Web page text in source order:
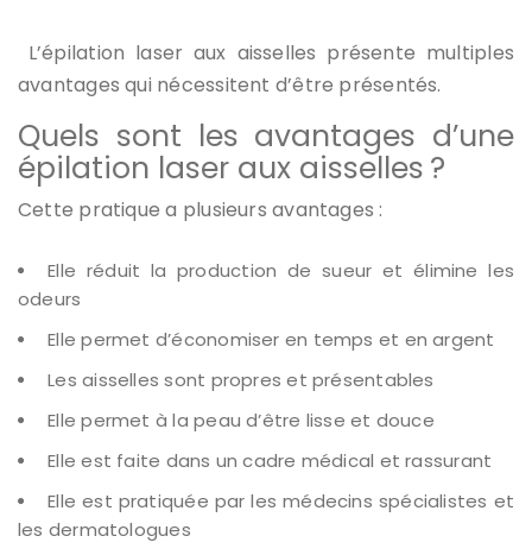
L’épilation laser aux aisselles présente multiples
avantages qui nécessitent d’être présentés.
Quels sont les avantages d’une
épilation laser aux aisselles ?
Cette pratique a plusieurs avantages :
Elle réduit la production de sueur et élimine les
odeurs
Elle permet d’économiser en temps et en argent
Les aisselles sont propres et présentables
Elle permet à la peau d’être lisse et douce
Elle est faite dans un cadre médical et rassurant
Elle est pratiquée par les médecins spécialistes et
les dermatologues